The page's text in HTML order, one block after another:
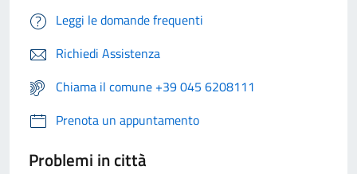
Leggi le domande frequenti
Richiedi Assistenza
Chiama il comune +39 045 6208111
Prenota un appuntamento
Problemi in città